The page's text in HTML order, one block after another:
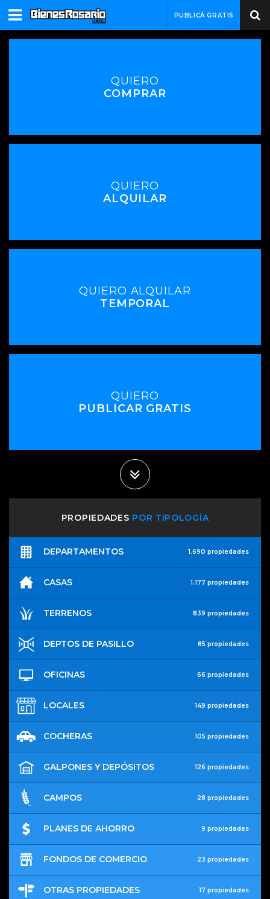
PUBLICÁ GRATIS
QUIERO
COMPRAR
QUIERO
ALQUILAR
QUIERO ALQUILAR
TEMPORAL
QUIERO
PUBLICAR GRATIS
PROPIEDADES POR TIPOLOGÍA
DEPARTAMENTOS 1.690 propiedades
CASAS 1.177 propiedades
TERRENOS 839 propiedades
DEPTOS DE PASILLO 85 propiedades
OFICINAS 66 propiedades
LOCALES 149 propiedades
COCHERAS 105 propiedades
GALPONES Y DEPÓSITOS 126 propiedades
CAMPOS 28 propiedades
PLANES DE AHORRO 9 propiedades
FONDOS DE COMERCIO 23 propiedades
OTRAS PROPIEDADES 17 propiedades